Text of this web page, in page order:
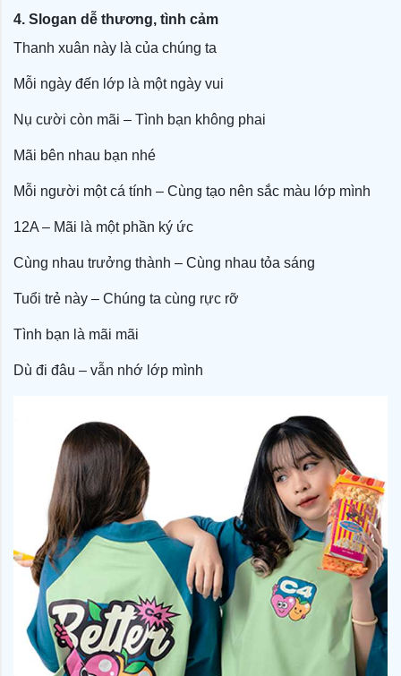
4. Slogan dễ thương, tình cảm
Thanh xuân này là của chúng ta
Mỗi ngày đến lớp là một ngày vui
Nụ cười còn mãi – Tình bạn không phai
Mãi bên nhau bạn nhé
Mỗi người một cá tính – Cùng tạo nên sắc màu lớp mình
12A – Mãi là một phần ký ức
Cùng nhau trưởng thành – Cùng nhau tỏa sáng
Tuổi trẻ này – Chúng ta cùng rực rỡ
Tình bạn là mãi mãi
Dù đi đâu – vẫn nhớ lớp mình